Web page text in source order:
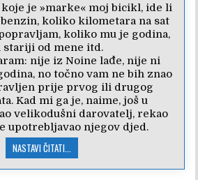
je »marke« moj bicikl, ide li
koliko kilometara na sat
koliko mu je godina,
stariji od mene itd.
nije iz Noine lađe, nije ni
no točno vam ne bih znao
prije prvog ili drugog
Kad mi ga je, naime, još u
velikodušni darovatelj, rekao
upotrebljavao njegov djed.
NASTAVI ČITATI...